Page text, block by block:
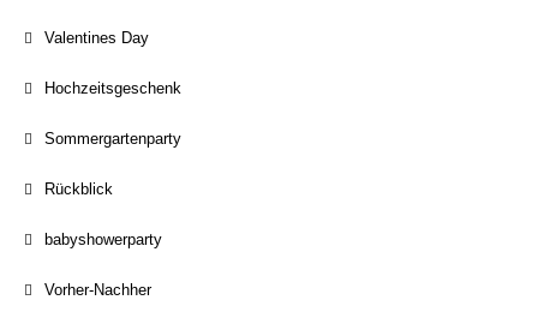
Valentines Day
Hochzeitsgeschenk
Sommergartenparty
Rückblick
babyshowerparty
Vorher-Nachher